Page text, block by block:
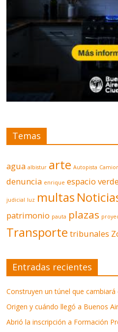
Temas
agua albistur arte Autopista
denuncia enrique espacio
judicial luz multas
patrimonio pauta plazas
Transporte tribunales
Entradas recientes
Construyen un túnel que
Origen y cuándo llegó a Buenos
Abrió la inscripción a Formación